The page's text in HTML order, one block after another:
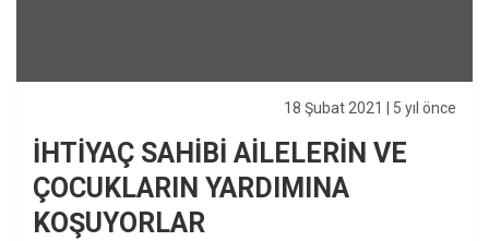
18 Şubat 2021 | 5 yıl önce
İHTİYAÇ SAHİBİ AİLELERİN VE
ÇOCUKLARIN YARDIMINA
KOŞUYORLAR